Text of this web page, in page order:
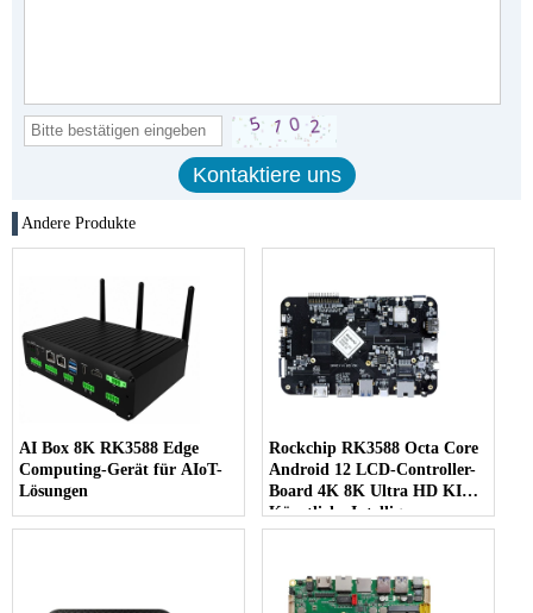
Andere Produkte
AI Box 8K RK3588 Edge
Computing-Gerät für AIoT-
Lösungen
Rockchip RK3588 Octa Core
Android 12 LCD-Controller-
Board 4K 8K Ultra HD KI
Künstliche Intelligenz